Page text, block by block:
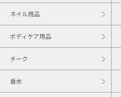
ネイル用品
ボディケア用品
チーク
香水